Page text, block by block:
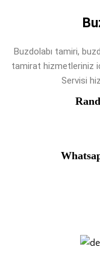
Buzdolabı tamiri,
tamirat hizmetleriniz
Servisi